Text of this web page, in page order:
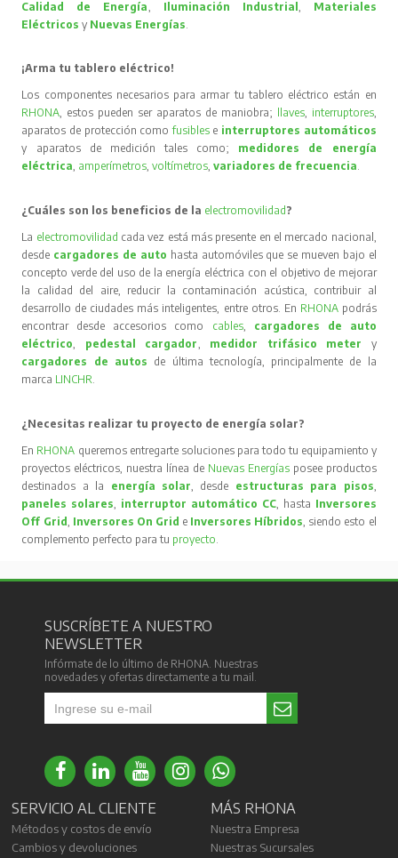
Calidad de Energía
Iluminación Industrial
Materiales
Eléctricos y Nuevas Energías
¡Arma tu tablero eléctrico!
Los componentes necesarios para armar tu tablero eléctrico están en
RHONA , estos pueden ser aparatos de maniobra; llaves, interruptores,
aparatos de protección comofusibles e interruptores automáticos
y aparatos de medición tales como; medidores de energía
eléctrica amperímetros ,voltímetros ,variadores de frecuencia
¿Cuáles son los beneficios de la electromovilidad?
La electromovilidad cada vez está más presente en el mercado nacional,
desde cargadores de auto hasta automóviles que se mueven bajo el
concepto verde del uso de la energía eléctrica con el objetivo de mejorar
la calidad del aire, reducir la contaminación acústica, contribuir al
desarrollo de ciudades más inteligentes, entre otros. En RHONA podrás
encontrar desde accesorios como cables, cargadores de auto
eléctrico
pedestal cargador medidor trifásico meter
y
cargadores de autos de última tecnología, principalmente de la
marca LINCHR
¿Necesitas realizar tu proyecto de energía solar?
En RHONA queremos entregarte soluciones para todo tu equipamiento y
proyectos eléctricos, nuestra línea de Nuevas Energíasposee productos
destinados a la energía solar , desde estructuras para pisos
paneles solares
interruptor automático CC, hasta Inversores
Off Grid Inversores On Grid e Inversores Híbridos , siendo esto el
complemento perfecto para tu proyecto
SUSCRÍBETE A NUESTRO
NEWSLETTER
Infórmate de lo último de RHONA. Nuestras
novedades y ofertas directamente a tu mail.
SERVICIO AL CLIENTE
Métodos y costos de envío
Cambios y devoluciones
MÁS RHONA
Nuestra Empresa
Nuestras Sucursales